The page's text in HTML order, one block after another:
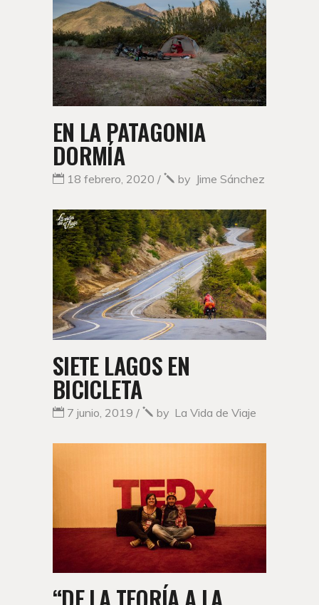
EN LA PATAGONIA
DORMÍA
18 febrero, 2020 by Jime Sánchez
SIETE LAGOS EN
BICICLETA
7 junio, 2019 by La Vida de Viaje